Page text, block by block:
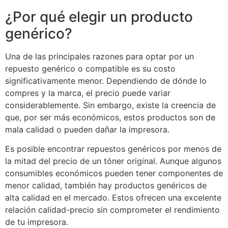
¿Por qué elegir un producto
genérico?
Una de las principales razones para optar por un
repuesto genérico o compatible es su costo
significativamente menor. Dependiendo de dónde lo
compres y la marca, el precio puede variar
considerablemente. Sin embargo, existe la creencia de
que, por ser más económicos, estos productos son de
mala calidad o pueden dañar la impresora.
Es posible encontrar repuestos genéricos por menos de
la mitad del precio de un tóner original. Aunque algunos
consumibles económicos pueden tener componentes de
menor calidad, también hay productos genéricos de
alta calidad en el mercado. Estos ofrecen una excelente
relación calidad-precio sin comprometer el rendimiento
de tu impresora.